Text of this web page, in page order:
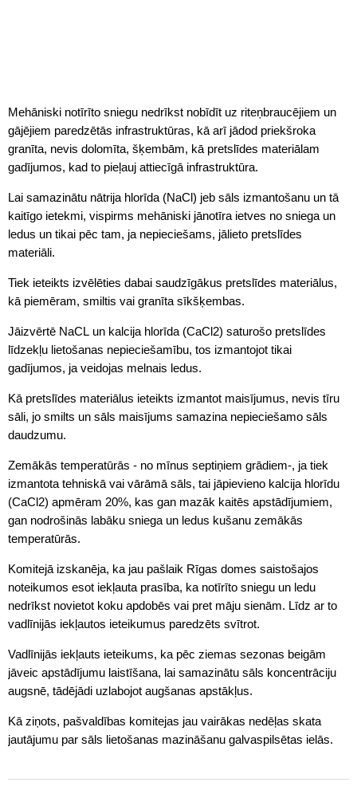
Mehāniski notīrīto sniegu nedrīkst nobīdīt uz riteņbraucējiem un
gājējiem paredzētās infrastruktūras, kā arī jādod priekšroka
granīta, nevis dolomīta, šķembām, kā pretslīdes materiālam
gadījumos, kad to pieļauj attiecīgā infrastruktūra.
Lai samazinātu nātrija hlorīda (NaCl) jeb sāls izmantošanu un tā
kaitīgo ietekmi, vispirms mehāniski jānotīra ietves no sniega un
ledus un tikai pēc tam, ja nepieciešams, jālieto pretslīdes
materiāli.
Tiek ieteikts izvēlēties dabai saudzīgākus pretslīdes materiālus,
kā piemēram, smiltis vai granīta sīkšķembas.
Jāizvērtē NaCL un kalcija hlorīda (CaCl2) saturošo pretslīdes
līdzekļu lietošanas nepieciešamību, tos izmantojot tikai
gadījumos, ja veidojas melnais ledus.
Kā pretslīdes materiālus ieteikts izmantot maisījumus, nevis tīru
sāli, jo smilts un sāls maisījums samazina nepieciešamo sāls
daudzumu.
Zemākās temperatūrās - no mīnus septiņiem grādiem-, ja tiek
izmantota tehniskā vai vārāmā sāls, tai jāpievieno kalcija hlorīdu
(CaCl2) apmēram 20%, kas gan mazāk kaitēs apstādījumiem,
gan nodrošinās labāku sniega un ledus kušanu zemākās
temperatūrās.
Komitejā izskanēja, ka jau pašlaik Rīgas domes saistošajos
noteikumos esot iekļauta prasība, ka notīrīto sniegu un ledu
nedrīkst novietot koku apdobēs vai pret māju sienām. Līdz ar to
vadlīnijās iekļautos ieteikumus paredzēts svītrot.
Vadlīnijās iekļauts ieteikums, ka pēc ziemas sezonas beigām
jāveic apstādījumu laistīšana, lai samazinātu sāls koncentrāciju
augsnē, tādējādi uzlabojot augšanas apstākļus.
Kā ziņots, pašvaldības komitejas jau vairākas nedēļas skata
jautājumu par sāls lietošanas mazināšanu galvaspilsētas ielās.